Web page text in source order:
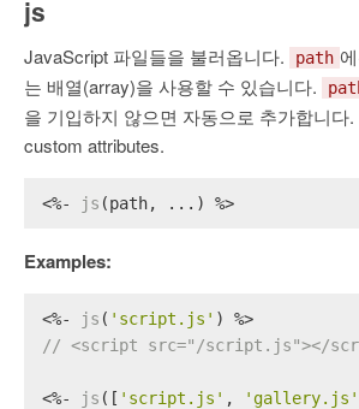
js
JavaScript 파일들을 불러옵니다. path
는 배열(array)을 사용할 수 있습니다.
을 기입하지 않으면 자동으로 추가합니다
custom attributes.
<%- js (path, ...) %>
Examples:
<%- js ( 'script.js' ) %>
// <script src="/script.js"></
<%- js ([ 'script.js' , 'gallery.js'